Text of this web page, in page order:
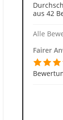
aus 42
Alle
Fairer